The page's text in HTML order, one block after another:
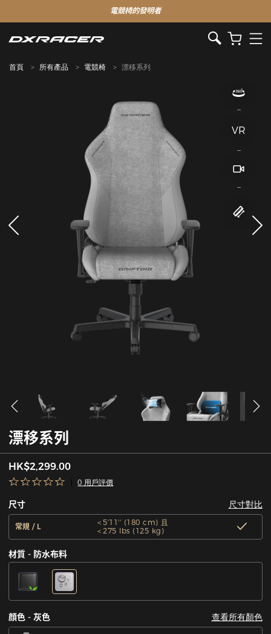
電競椅的發明者
首頁 所有產品 電競椅 漂移系列
VR
漂移系列
HK$2,299.00
0 用戶評價
尺寸 尺寸對比
常規 / L
＜5'11'' (180 cm) 且
＜275 lbs (125 kg)
材質 - 防水布料
顔色 - 灰色 查看所有顏色